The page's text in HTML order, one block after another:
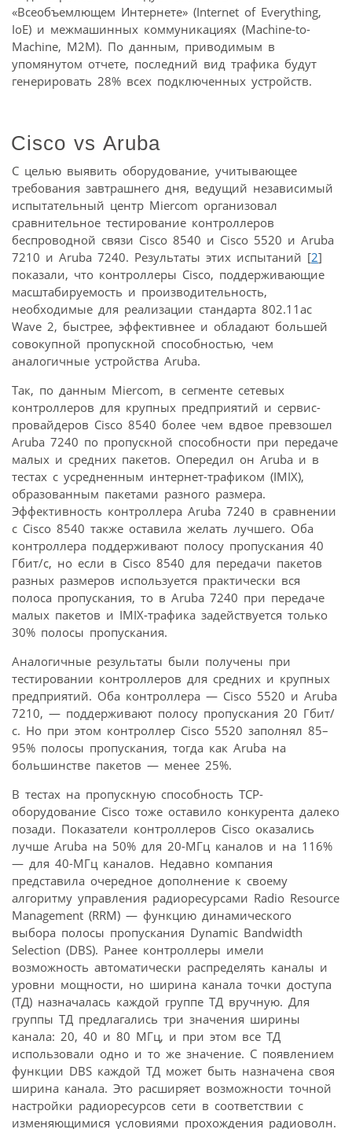
«Всеобъемлющем Интернете» (Internet of Everything,
IoE) и межмашинных коммуникациях (Machine-to-
Machine, M2M). По данным, приводимым в
упомянутом отчете, последний вид трафика будут
генерировать 28% всех подключенных устройств.
Cisco vs Aruba
С целью выявить оборудование, учитывающее
требования завтрашнего дня, ведущий независимый
испытательный центр Miercom организовал
сравнительное тестирование контроллеров
беспроводной связи Cisco 8540 и Cisco 5520 и Aruba
7210 и Aruba 7240. Результаты этих испытаний [2]
показали, что контроллеры Cisco, поддерживающие
масштабируемость и производительность,
необходимые для реализации стандарта 802.11ac
Wave 2, быстрее, эффективнее и обладают большей
совокупной пропускной способностью, чем
аналогичные устройства Aruba.
Так, по данным Miercom, в сегменте сетевых
контроллеров для крупных предприятий и сервис-
провайдеров Cisco 8540 более чем вдвое превзошел
Aruba 7240 по пропускной способности при передаче
малых и средних пакетов. Опередил он Aruba и в
тестах с усредненным интернет-трафиком (IMIX),
образованным пакетами разного размера.
Эффективность контроллера Aruba 7240 в сравнении
с Cisco 8540 также оставила желать лучшего. Оба
контроллера поддерживают полосу пропускания 40
Гбит/с, но если в Cisco 8540 для передачи пакетов
разных размеров используется практически вся
полоса пропускания, то в Aruba 7240 при передаче
малых пакетов и IMIX-трафика задействуется только
30% полосы пропускания.
Аналогичные результаты были получены при
тестировании контроллеров для средних и крупных
предприятий. Оба контроллера — Cisco 5520 и Aruba
7210, — поддерживают полосу пропускания 20 Гбит/
с. Но при этом контроллер Cisco 5520 заполнял 85–
95% полосы пропускания, тогда как Aruba на
большинстве пакетов — менее 25%.
В тестах на пропускную способность TCP-
оборудование Cisco тоже оставило конкурента далеко
позади. Показатели контроллеров Cisco оказались
лучше Aruba на 50% для 20-МГц каналов и на 116%
— для 40-МГц каналов. Недавно компания
представила очередное дополнение к своему
алгоритму управления радиоресурсами Radio Resource
Management (RRM) — функцию динамического
выбора полосы пропускания Dynamic Bandwidth
Selection (DBS). Ранее контроллеры имели
возможность автоматически распределять каналы и
уровни мощности, но ширина канала точки доступа
(ТД) назначалась каждой группе ТД вручную. Для
группы ТД предлагались три значения ширины
канала: 20, 40 и 80 МГц, и при этом все ТД
использовали одно и то же значение. С появлением
функции DBS каждой ТД может быть назначена своя
ширина канала. Это расширяет возможности точной
настройки радиоресурсов сети в соответствии с
изменяющимися условиями прохождения радиоволн.